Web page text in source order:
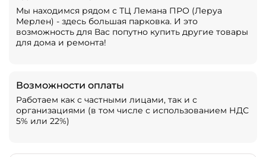
Мы находимся рядом с ТЦ Лемана ПРО (Леруа
Мерлен) - здесь большая парковка. И это
возможность для Вас попутно купить другие товары
для дома и ремонта!
Возможности оплаты
Работаем как с частными лицами, так и с
организациями (в том числе с использованием НДС
5% или 22%)